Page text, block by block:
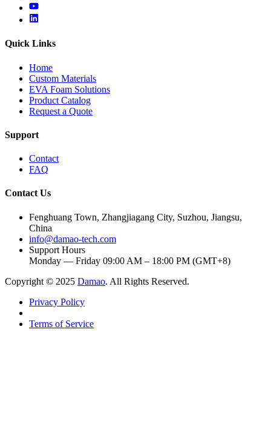
youtube
linkedin
Quick Links
Home
Custom Materials
EVA Foam Solutions
Product Catalog
Request a Quote
Support
Contact
FAQ
Contact Us
Fenghuang Town, Zhangjiagang City, Suzhou, Jiangsu,
China
info@damao-tech.com
Support Hours
Monday — Friday 09:00 AM – 18:00 PM (GMT+8)
Copyright © 2025 Damao. All Rights Reserved.
Privacy Policy
Terms of Service